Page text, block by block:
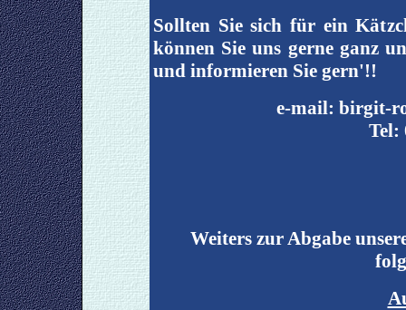
Sollten Sie sich für ein
können Sie uns gerne ganz
und informieren Sie gern'!!
e-mail: birgit-
Tel:
Weiters zur Abgabe